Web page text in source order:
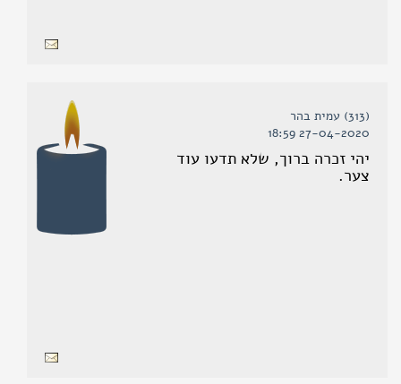
(313) עמית בהר
27-04-2020 18:59
יהי זכרה ברוך, שלא תדעו עוד
צער.